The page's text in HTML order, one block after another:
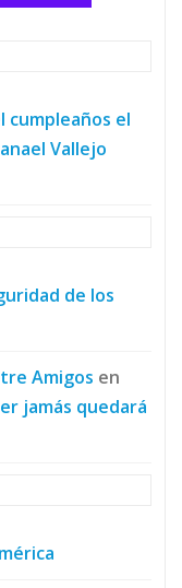
cumpleaños el
Vallejo
de los
Amigos en
jamás quedará